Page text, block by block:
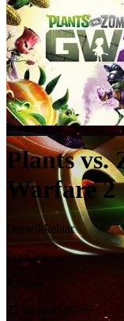
Plants vs.
Warfare 2
Ontwikkelaar
PopCap
Release
25 februari 2016